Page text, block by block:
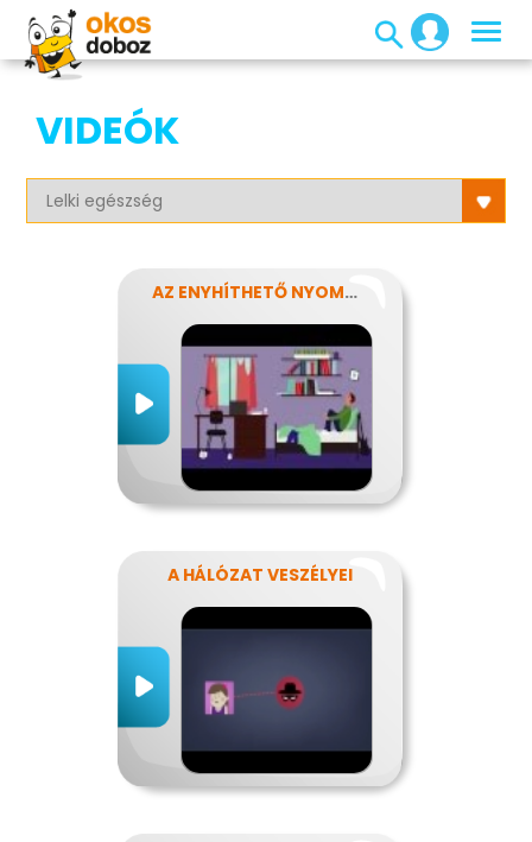
VIDEÓK
AZ ENYHÍTHETŐ NYOMÁS - STRESSZ
A HÁLÓZAT VESZÉLYEI